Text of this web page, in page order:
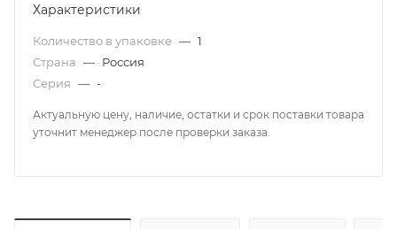
Характеристики
Количество в упаковке — 1
Страна — Россия
Серия — -
Актуальную цену, наличие, остатки и срок поставки товара
уточнит менеджер после проверки заказа.